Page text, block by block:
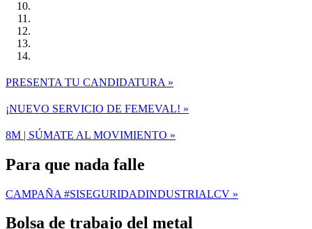
PRESENTA TU CANDIDATURA »
¡NUEVO SERVICIO DE FEMEVAL! »
8M | SÚMATE AL MOVIMIENTO »
Para que nada falle
CAMPAÑA #SISEGURIDADINDUSTRIALCV »
Bolsa de trabajo del metal